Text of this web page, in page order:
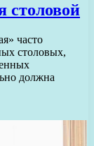
столовой
часто
столовых,
должна